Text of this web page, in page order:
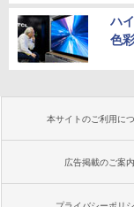
ハ
色
本サイトのご利用に
広告掲載のご案内